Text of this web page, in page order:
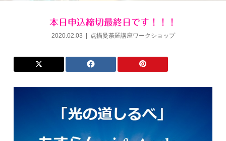
本日申込締切最終日です！！！
2020.02.03 点描曼荼羅講座ワークショップ